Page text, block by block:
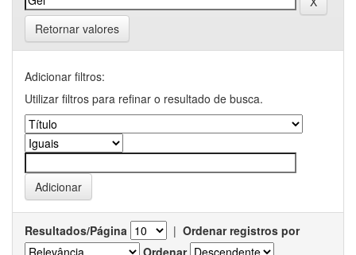
Retornar valores
Adicionar filtros:
Utilizar filtros para refinar o resultado de busca.
Resultados/Página | Ordenar registros por
Ordenar